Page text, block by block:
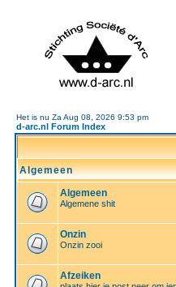
Het is nu Za Aug 08, 2026 9:53 pm
d-arc.nl Forum Index
Algemeen
Algemeen
Algemene shit
Onzin
Onzin zooi
Afzeiken